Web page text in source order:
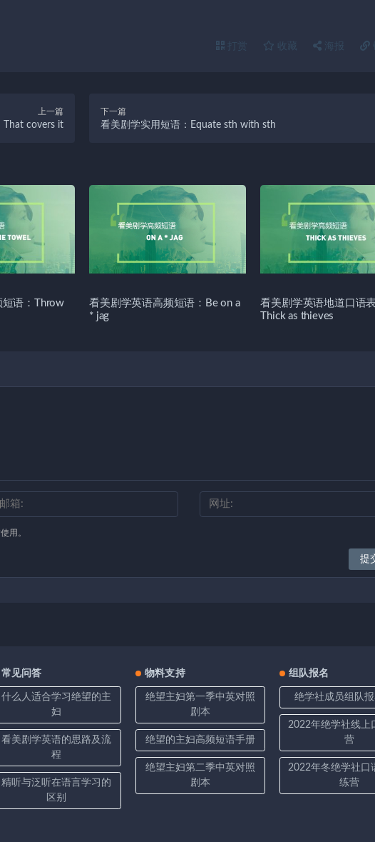
打赏 收藏 海报
上一篇
That covers it
下一篇
看美剧学实用短语：Equate sth with sth
语：Throw
看美剧学英语高频短语：Be on a
* jag
看美剧学英语地道口语
Thick as thieves
用。
常见问答
什么人适合学习绝望的主
妇
看美剧学英语的思路及流
程
精听与泛听在语言学习的
区别
物料支持
绝望主妇第一季中英对照
剧本
绝望的主妇高频短语手册
绝望主妇第二季中英对照
剧本
组队报名
绝学社成员组队
2022年绝学社线上
营
2022年冬绝学社口
练营